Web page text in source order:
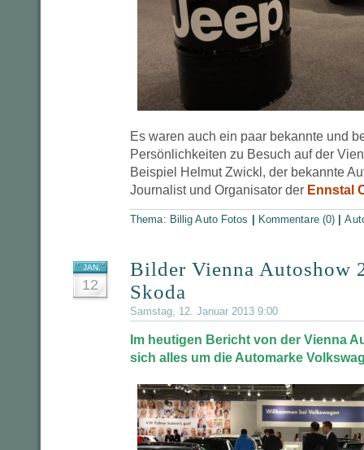
Es waren auch ein paar bekannte und
Persönlichkeiten zu Besuch auf der
Beispiel Helmut Zwickl, der bekannte
Journalist und Organisator der Ennstal
Thema: Billig Auto Fotos Kommentare (0) |
JAN.
12
Bilder Vienna Autoshow
Skoda
Samstag, 12. Januar 2013 9:00
Im heutigen Bericht von der Vienna
sich alles um die Automarke